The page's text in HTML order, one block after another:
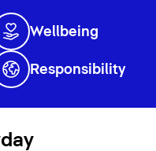
Wellbeing
Responsibility